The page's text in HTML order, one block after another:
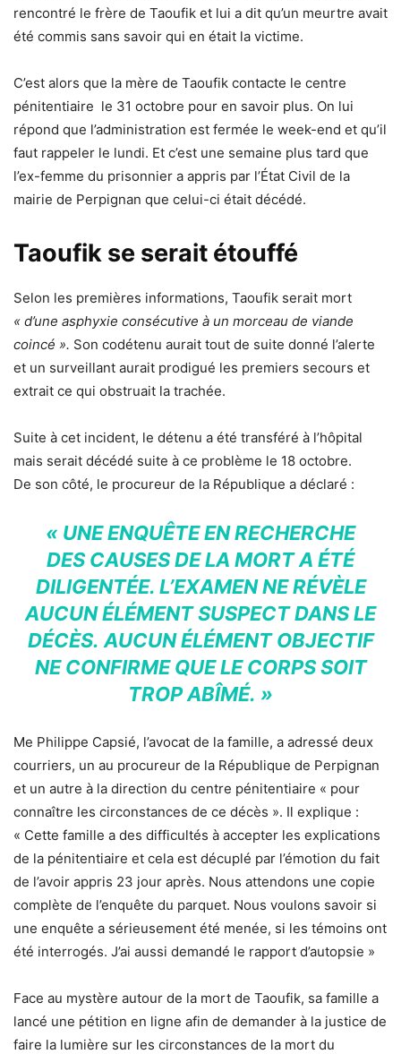
rencontré le frère de Taoufik et lui a dit qu’un meurtre avait
été commis sans savoir qui en était la victime.
C’est alors que la mère de Taoufik contacte le centre
pénitentiaire le 31 octobre pour en savoir plus. On lui
répond que l’administration est fermée le week-end et qu’il
faut rappeler le lundi. Et c’est une semaine plus tard que
l’ex-femme du prisonnier a appris par l’État Civil de la
mairie de Perpignan que celui-ci était décédé.
Taoufik se serait étouffé
Selon les premières informations, Taoufik serait mort
« d’une asphyxie consécutive à un morceau de viande
coincé ». Son codétenu aurait tout de suite donné l’alerte
et un surveillant aurait prodigué les premiers secours et
extrait ce qui obstruait la trachée.
Suite à cet incident, le détenu a été transféré à l’hôpital
mais serait décédé suite à ce problème le 18 octobre.
De son côté, le procureur de la République a déclaré :
« UNE ENQUÊTE EN RECHERCHE
DES CAUSES DE LA MORT A ÉTÉ
DILIGENTÉE. L’EXAMEN NE RÉVÈLE
AUCUN ÉLÉMENT SUSPECT DANS LE
DÉCÈS. AUCUN ÉLÉMENT OBJECTIF
NE CONFIRME QUE LE CORPS SOIT
TROP ABÎMÉ. »
Me Philippe Capsié, l’avocat de la famille, a adressé deux
courriers, un au procureur de la République de Perpignan
et un autre à la direction du centre pénitentiaire « pour
connaître les circonstances de ce décès ». Il explique :
« Cette famille a des difficultés à accepter les explications
de la pénitentiaire et cela est décuplé par l’émotion du fait
de l’avoir appris 23 jour après. Nous attendons une copie
complète de l’enquête du parquet. Nous voulons savoir si
une enquête a sérieusement été menée, si les témoins ont
été interrogés. J’ai aussi demandé le rapport d’autopsie »
Face au mystère autour de la mort de Taoufik, sa famille a
lancé une pétition en ligne afin de demander à la justice de
faire la lumière sur les circonstances de la mort du